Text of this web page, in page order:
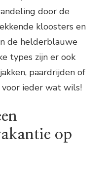
door de
kloosters en
de helderblauwe
types zijn er ook
paardrijden of
ieder wat wils!
op